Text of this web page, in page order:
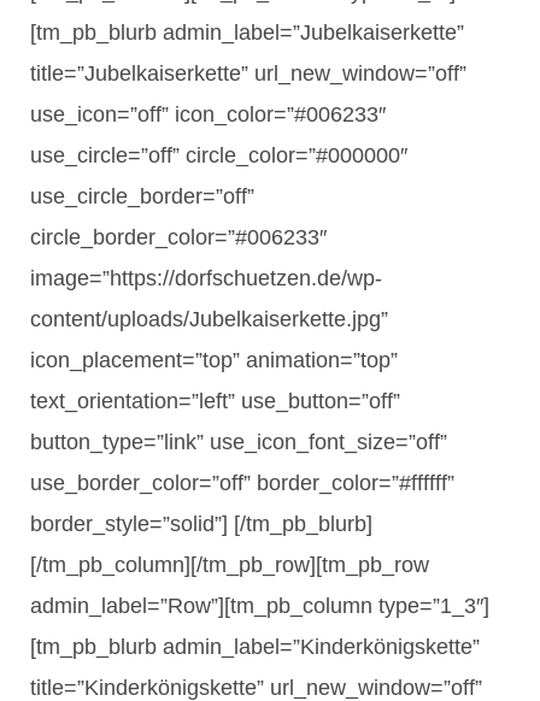
[tm_pb_blurb admin_label=”Jubelkaiserkette”
title=”Jubelkaiserkette” url_new_window=”off”
use_icon=”off” icon_color=”#006233″
use_circle=”off” circle_color=”#000000″
use_circle_border=”off”
circle_border_color=”#006233″
image=”https://dorfschuetzen.de/wp-
content/uploads/Jubelkaiserkette.jpg”
icon_placement=”top” animation=”top”
text_orientation=”left” use_button=”off”
button_type=”link” use_icon_font_size=”off”
use_border_color=”off” border_color=”#ffffff”
border_style=”solid”] [/tm_pb_blurb]
[/tm_pb_column][/tm_pb_row][tm_pb_row
admin_label=”Row”][tm_pb_column type=”1_3″]
[tm_pb_blurb admin_label=”Kinderkönigskette”
title=”Kinderkönigskette” url_new_window=”off”